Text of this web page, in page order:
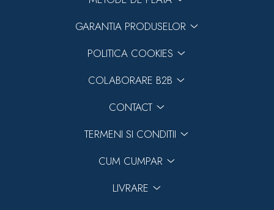
GARANTIA PRODUSELOR
POLITICA COOKIES
COLABORARE B2B
CONTACT
TERMENI SI CONDITII
CUM CUMPAR
LIVRARE